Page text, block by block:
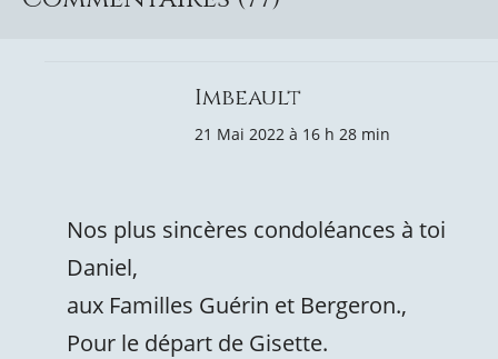
Imbeault
21 Mai 2022 à 16 h 28 min
Nos plus sincères condoléances à toi
Daniel,
aux Familles Guérin et Bergeron.,
Pour le départ de Gisette.